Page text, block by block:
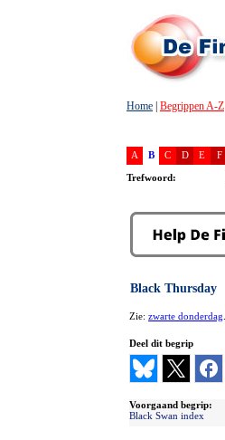
Home Begrippen A-Z
A B C D E F
Trefwoord:
Black Thursday
Zie: zwarte donderdag
Deel dit begrip
Voorgaand begrip:
Black Swan index